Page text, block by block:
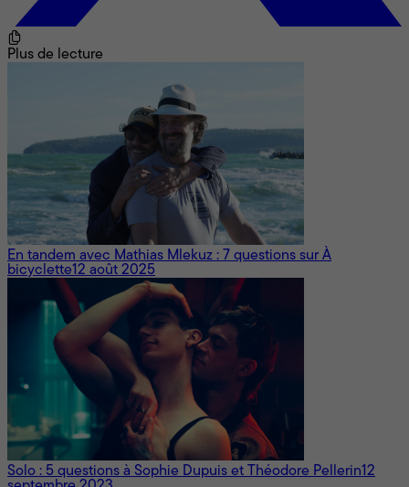
Plus de lecture
En tandem avec Mathias Mlekuz : 7 questions sur À
bicyclette12 août 2025
Solo : 5 questions à Sophie Dupuis et Théodore Pellerin12